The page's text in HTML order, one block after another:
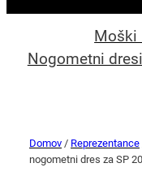
Moški
Nogometni
Domov / Reprezentance
nogometni dres za SP